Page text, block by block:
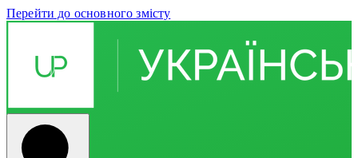
Перейти до основного змісту